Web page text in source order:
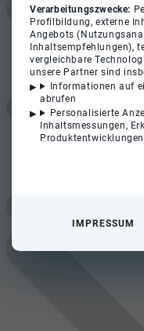
Verarbeitungszwecke:
Profilbildung, externe
Angebots
Inhaltsempfehlungen),
vergleichbare
unsere Partner sind
Informationen auf
abrufen
Personalisierte
Inhaltsmessungen,
Produktentwicklungen
IMPRESSUM